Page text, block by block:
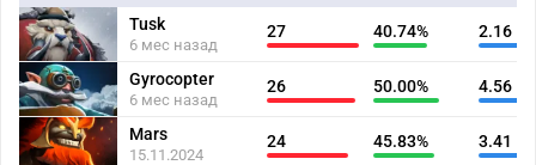
Tusk
6 мес назад
27 40.74% 2.16
Gyrocopter
6 мес назад
26 50.00% 4.56
Mars
15.11.2024
24 45.83% 3.41